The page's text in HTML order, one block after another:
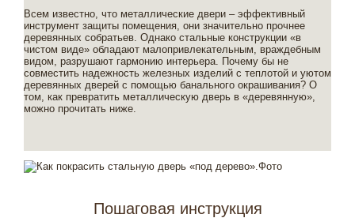
Всем известно, что металлические двери – эффективный
инструмент защиты помещения, они значительно прочнее
деревянных собратьев. Однако стальные конструкции «в
чистом виде» обладают малопривлекательным, враждебным
видом, разрушают гармонию интерьера. Почему бы не
совместить надежность железных изделий с теплотой и уютом
деревянных дверей с помощью банального окрашивания? О
том, как превратить металлическую дверь в «деревянную»,
можно прочитать ниже.
Пошаговая инструкция